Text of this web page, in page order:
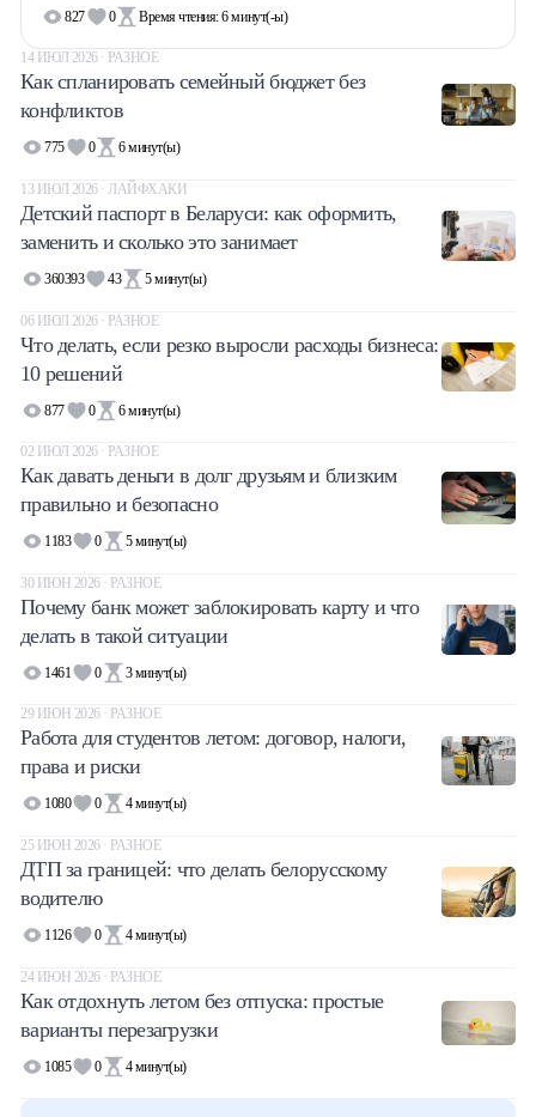
827 0 Время чтения:6минут(-ы)
14 ИЮЛ 2026 · РАЗНОЕ
Как спланировать семейный бюджет без
конфликтов
775 0 6минут(ы)
13 ИЮЛ 2026 · ЛАЙФХАКИ
Детский паспорт в Беларуси: как оформить,
заменить и сколько это занимает
360393 43 5минут(ы)
06 ИЮЛ 2026 · РАЗНОЕ
Что делать, если резко выросли расходы бизнеса:
10 решений
877 0 6минут(ы)
02 ИЮЛ 2026 · РАЗНОЕ
Как давать деньги в долг друзьям и близким
правильно и безопасно
1183 0 5 минут(ы)
30 ИЮН 2026 · РАЗНОЕ
Почему банк может заблокировать карту и что
делать в такой ситуации
1461 0 3 минут(ы)
29 ИЮН 2026 · РАЗНОЕ
Работа для студентов летом: договор, налоги,
права и риски
1080 0 4 минут(ы)
25 ИЮН 2026 · РАЗНОЕ
ДТП за границей: что делать белорусскому
водителю
1126 0 4 минут(ы)
24 ИЮН 2026 · РАЗНОЕ
Как отдохнуть летом без отпуска: простые
варианты перезагрузки
1085 0 4 минут(ы)